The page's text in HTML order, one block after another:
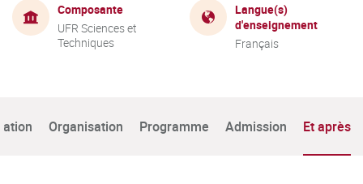
Composante
UFR Sciences et
Techniques
Langue(s)
d'enseignement
Français
Organisation Programme Admission Et après